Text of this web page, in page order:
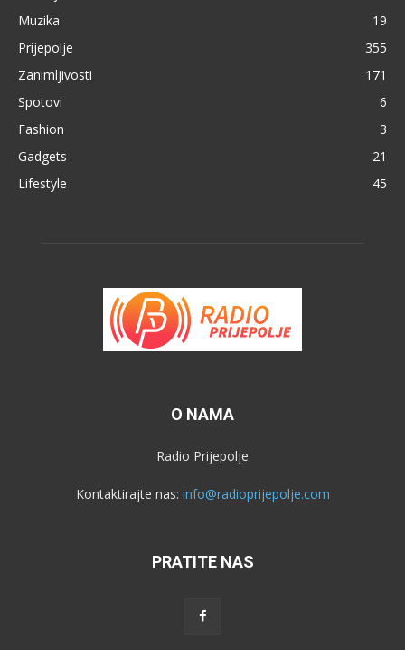
Muzika
19
Prijepolje
355
Zanimljivosti
171
Spotovi
6
Fashion
3
Gadgets
21
Lifestyle
45
O NAMA
Radio Prijepolje
Kontaktirajte nas: info@radioprijepolje.com
PRATITE NAS